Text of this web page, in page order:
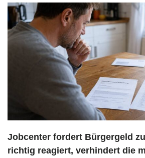
Jobcenter fordert Bürgergeld
richtig reagiert, verhindert die